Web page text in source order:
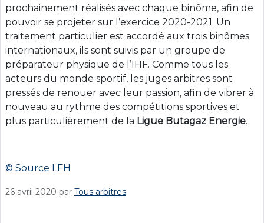
prochainement réalisés avec chaque binôme, afin de
pouvoir se projeter sur l’exercice 2020-2021. Un
traitement particulier est accordé aux trois binômes
internationaux, ils sont suivis par un groupe de
préparateur physique de l’IHF. Comme tous les
acteurs du monde sportif, les juges arbitres sont
pressés de renouer avec leur passion, afin de vibrer à
nouveau au rythme des compétitions sportives et
plus particulièrement de la Ligue Butagaz Energie.
© Source LFH
26 avril 2020 par Tous arbitres